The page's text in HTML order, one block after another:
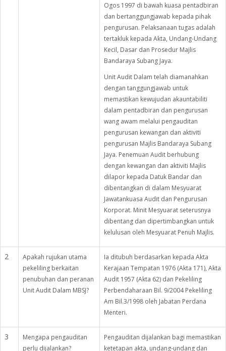
Ogos 1997 di bawah kuasa pentadbiran
dan bertanggungjawab kepada pihak
pengurusan. Pelaksanaan tugas adalah
tertakluk kepada Akta, Undang-Undang
Kecil, Dasar dan Prosedur Majlis
Bandaraya Subang Jaya.
Unit Audit Dalam telah diamanahkan
dengan tanggungjawab untuk
memastikan kewujudan akauntabiliti
dalam pentadbiran dan pengurusan
wang awam melalui pengauditan
pengurusan kewangan dan aktiviti
pengurusan Majlis Bandaraya Subang
Jaya. Penemuan Audit berhubung
dengan kewangan dan aktiviti Majlis
dilapor kepada Datuk Bandar dan
dibentangkan di dalam Mesyuarat
Jawatankuasa Audit dan Pengurusan
Korporat. Minit Mesyuarat seterusnya
dibentang dan dipertimbangkan untuk
kelulusan oleh Mesyuarat Penuh Majlis.
2
Apakah rujukan utama
pekeliling berkaitan
penubuhan dan peranan
Unit Audit Dalam MBSJ?
Ia ditubuh berdasarkan kepada Akta
Kerajaan Tempatan 1976 (Akta 171), Akta
Audit 1957 (Akta 62) dan Pekeliling
Perbendaharaan Bil. 9/2004 Pekeliling
Am Bil.3/1998 oleh Jabatan Perdana
Menteri.
3
Mengapa pengauditan
perlu dijalankan?
Pengauditan dijalankan bagi memastikan
ketetapan akta, undang-undang dan